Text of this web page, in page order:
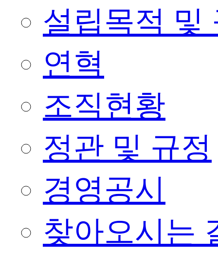
설립목적 및
연혁
조직현황
정관 및 규정
경영공시
찾아오시는